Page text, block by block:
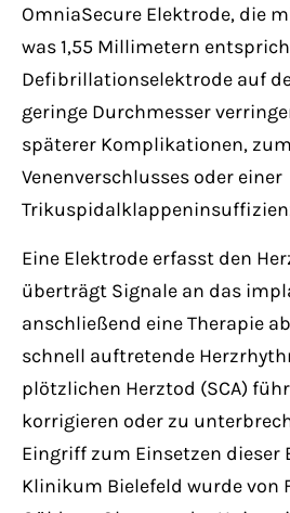
OmniaSecure Elektrode, die
was 1,55 Millimetern
Defibrillationselektrode auf
geringe Durchmesser
späterer Komplikationen,
Venenverschlusses oder einer
Eine Elektrode erfasst den
überträgt Signale an das
anschließend eine Therapie
schnell auftretende
plötzlichen Herztod (SCA)
korrigieren oder zu
Eingriff zum Einsetzen dieser
Klinikum Bielefeld wurde von